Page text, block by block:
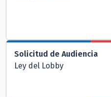
Solicitud de Audiencia
Ley del Lobby